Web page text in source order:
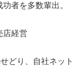
者を多数輩出。
店経営
どり、自社ネッ